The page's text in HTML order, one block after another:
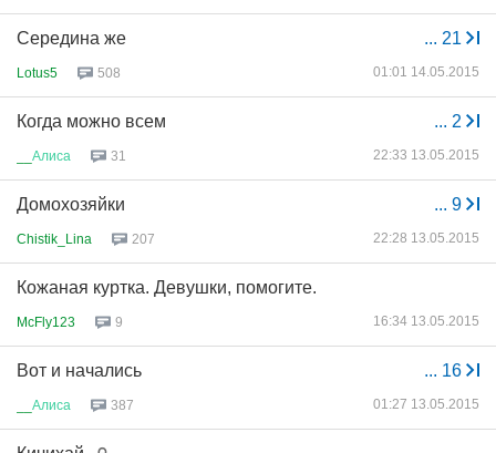
... 21
Середина же
Lotus5 508 01:01 14.05.2015
... 2
Когда можно всем
Алиса 31 22:33 13.05.2015
... 9
Домохозяйки
Chistik_Lina 207 22:28 13.05.2015
Кожаная куртка. Девушки, помогите.
McFly123 9 16:34 13.05.2015
... 16
Вот и начались
Алиса 387 01:27 13.05.2015